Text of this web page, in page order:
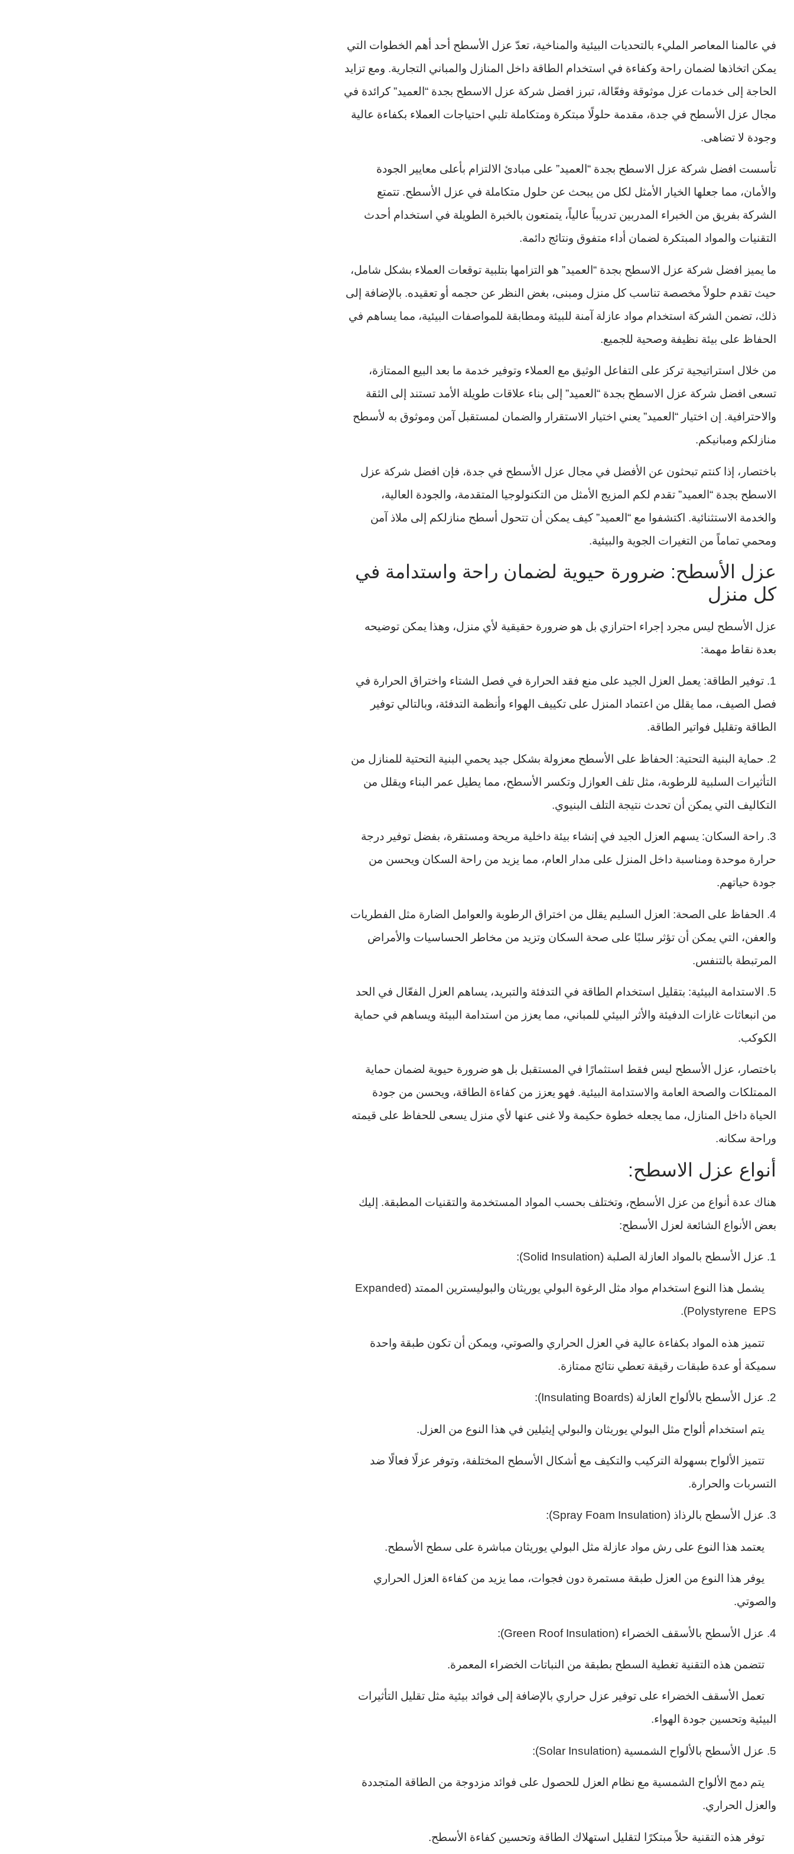
في عالمنا المعاصر المليء بالتحديات البيئية والمناخية، تعدّ عزل الأسطح أحد أهم الخطوات التي
يمكن اتخاذها لضمان راحة وكفاءة في استخدام الطاقة داخل المنازل والمباني التجارية. ومع تزايد
الحاجة إلى خدمات عزل موثوقة وفعّالة، تبرز افضل شركة عزل الاسطح بجدة “العميد” كرائدة في
مجال عزل الأسطح في جدة، مقدمة حلولًا مبتكرة ومتكاملة تلبي احتياجات العملاء بكفاءة عالية
وجودة لا تضاهى.
تأسست افضل شركة عزل الاسطح بجدة “العميد” على مبادئ الالتزام بأعلى معايير الجودة
والأمان، مما جعلها الخيار الأمثل لكل من يبحث عن حلول متكاملة في عزل الأسطح. تتمتع
الشركة بفريق من الخبراء المدربين تدريباً عالياً، يتمتعون بالخبرة الطويلة في استخدام أحدث
التقنيات والمواد المبتكرة لضمان أداء متفوق ونتائج دائمة.
ما يميز افضل شركة عزل الاسطح بجدة “العميد” هو التزامها بتلبية توقعات العملاء بشكل شامل،
حيث تقدم حلولاً مخصصة تناسب كل منزل ومبنى، بغض النظر عن حجمه أو تعقيده. بالإضافة إلى
ذلك، تضمن الشركة استخدام مواد عازلة آمنة للبيئة ومطابقة للمواصفات البيئية، مما يساهم في
الحفاظ على بيئة نظيفة وصحية للجميع.
من خلال استراتيجية تركز على التفاعل الوثيق مع العملاء وتوفير خدمة ما بعد البيع الممتازة،
تسعى افضل شركة عزل الاسطح بجدة “العميد” إلى بناء علاقات طويلة الأمد تستند إلى الثقة
والاحترافية. إن اختيار “العميد” يعني اختيار الاستقرار والضمان لمستقبل آمن وموثوق به لأسطح
منازلكم ومبانيكم.
باختصار، إذا كنتم تبحثون عن الأفضل في مجال عزل الأسطح في جدة، فإن افضل شركة عزل
الاسطح بجدة “العميد” تقدم لكم المزيج الأمثل من التكنولوجيا المتقدمة، والجودة العالية،
والخدمة الاستثنائية. اكتشفوا مع “العميد” كيف يمكن أن تتحول أسطح منازلكم إلى ملاذ آمن
ومحمي تماماً من التغيرات الجوية والبيئية.
عزل الأسطح: ضرورة حيوية لضمان راحة واستدامة في
كل منزل
عزل الأسطح ليس مجرد إجراء احترازي بل هو ضرورة حقيقية لأي منزل، وهذا يمكن توضيحه
بعدة نقاط مهمة:
1. توفير الطاقة: يعمل العزل الجيد على منع فقد الحرارة في فصل الشتاء واختراق الحرارة في
فصل الصيف، مما يقلل من اعتماد المنزل على تكييف الهواء وأنظمة التدفئة، وبالتالي توفير
الطاقة وتقليل فواتير الطاقة.
2. حماية البنية التحتية: الحفاظ على الأسطح معزولة بشكل جيد يحمي البنية التحتية للمنازل من
التأثيرات السلبية للرطوبة، مثل تلف العوازل وتكسر الأسطح، مما يطيل عمر البناء ويقلل من
التكاليف التي يمكن أن تحدث نتيجة التلف البنيوي.
3. راحة السكان: يسهم العزل الجيد في إنشاء بيئة داخلية مريحة ومستقرة، بفضل توفير درجة
حرارة موحدة ومناسبة داخل المنزل على مدار العام، مما يزيد من راحة السكان ويحسن من
جودة حياتهم.
4. الحفاظ على الصحة: العزل السليم يقلل من اختراق الرطوبة والعوامل الضارة مثل الفطريات
والعفن، التي يمكن أن تؤثر سلبًا على صحة السكان وتزيد من مخاطر الحساسيات والأمراض
المرتبطة بالتنفس.
5. الاستدامة البيئية: بتقليل استخدام الطاقة في التدفئة والتبريد، يساهم العزل الفعّال في الحد
من انبعاثات غازات الدفيئة والأثر البيئي للمباني، مما يعزز من استدامة البيئة ويساهم في حماية
الكوكب.
باختصار، عزل الأسطح ليس فقط استثمارًا في المستقبل بل هو ضرورة حيوية لضمان حماية
الممتلكات والصحة العامة والاستدامة البيئية. فهو يعزز من كفاءة الطاقة، ويحسن من جودة
الحياة داخل المنازل، مما يجعله خطوة حكيمة ولا غنى عنها لأي منزل يسعى للحفاظ على قيمته
وراحة سكانه.
أنواع عزل الاسطح:
هناك عدة أنواع من عزل الأسطح، وتختلف بحسب المواد المستخدمة والتقنيات المطبقة. إليك
بعض الأنواع الشائعة لعزل الأسطح:
1. عزل الأسطح بالمواد العازلة الصلبة (Solid Insulation):
يشمل هذا النوع استخدام مواد مثل الرغوة البولي يوريثان والبوليسترين الممتد (Expanded
Polystyrene EPS).
تتميز هذه المواد بكفاءة عالية في العزل الحراري والصوتي، ويمكن أن تكون طبقة واحدة
سميكة أو عدة طبقات رقيقة تعطي نتائج ممتازة.
2. عزل الأسطح بالألواح العازلة (Insulating Boards):
يتم استخدام ألواح مثل البولي يوريثان والبولي إيثيلين في هذا النوع من العزل.
تتميز الألواح بسهولة التركيب والتكيف مع أشكال الأسطح المختلفة، وتوفر عزلًا فعالًا ضد
التسربات والحرارة.
3. عزل الأسطح بالرذاذ (Spray Foam Insulation):
يعتمد هذا النوع على رش مواد عازلة مثل البولي يوريثان مباشرة على سطح الأسطح.
يوفر هذا النوع من العزل طبقة مستمرة دون فجوات، مما يزيد من كفاءة العزل الحراري
والصوتي.
4. عزل الأسطح بالأسقف الخضراء (Green Roof Insulation):
تتضمن هذه التقنية تغطية السطح بطبقة من النباتات الخضراء المعمرة.
تعمل الأسقف الخضراء على توفير عزل حراري بالإضافة إلى فوائد بيئية مثل تقليل التأثيرات
البيئية وتحسين جودة الهواء.
5. عزل الأسطح بالألواح الشمسية (Solar Insulation):
يتم دمج الألواح الشمسية مع نظام العزل للحصول على فوائد مزدوجة من الطاقة المتجددة
والعزل الحراري.
توفر هذه التقنية حلاً مبتكرًا لتقليل استهلاك الطاقة وتحسين كفاءة الأسطح.